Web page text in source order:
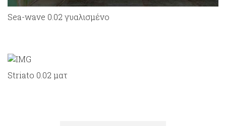
Sea-wave 0.02 γυαλισμένο
Striato 0.02 ματ